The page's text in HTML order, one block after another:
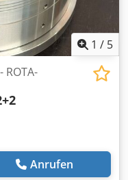
1 / 5
Anrufen